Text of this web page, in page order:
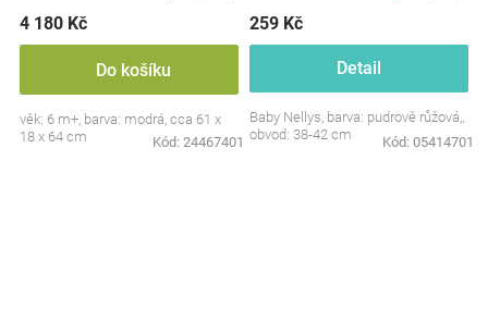
4 180 Kč
Do košíku
věk: 6 m+, barva: modrá, cca 61 x
18 x 64 cm
Kód: 24467401
259 Kč
Detail
Baby Nellys, barva: pudrově růžová,,
obvod: 38-42 cm
Kód: 05414701